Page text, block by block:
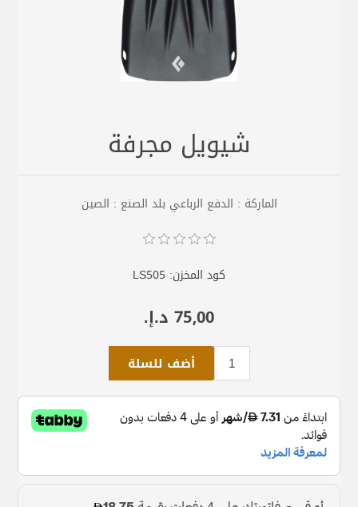
شيويل مجرفة
الماركة : الدفع الرباعي بلد الصنع : الصين
كود المخزن: LS505
75٫00 د.إ.‏
أضف للسلة